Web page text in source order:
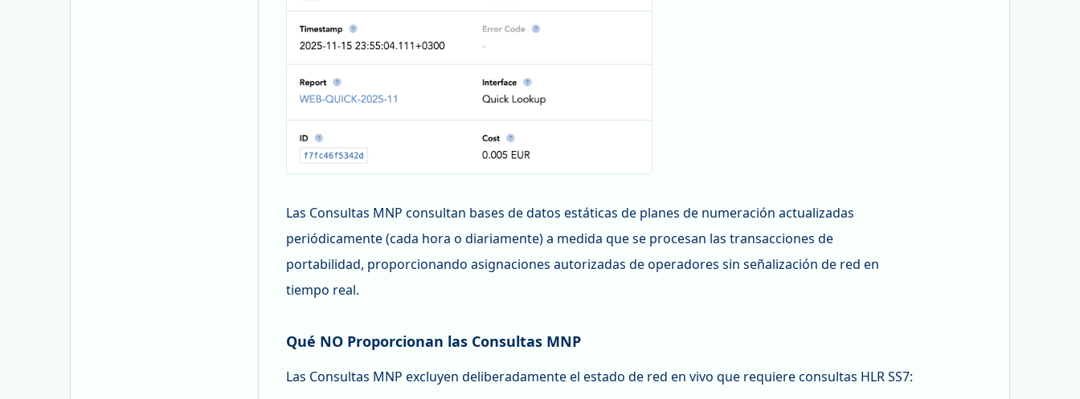
Las Consultas MNP consultan bases de datos estáticas de planes de numeración actualizadas
periódicamente (cada hora o diariamente) a medida que se procesan las transacciones de
portabilidad, proporcionando asignaciones autorizadas de operadores sin señalización de red en
tiempo real.
Qué NO Proporcionan las Consultas MNP
Las Consultas MNP excluyen deliberadamente el estado de red en vivo que requiere consultas HLR SS7: